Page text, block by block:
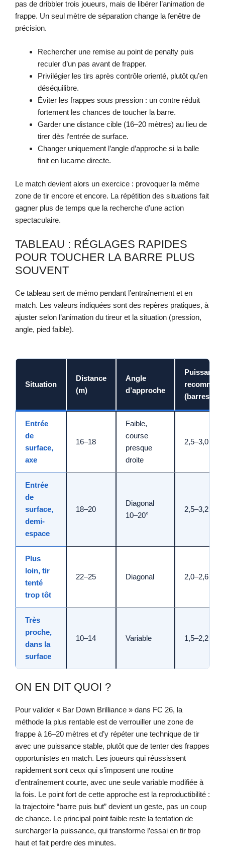
pas de dribbler trois joueurs, mais de libérer l’animation de
frappe. Un seul mètre de séparation change la fenêtre de
précision.
Rechercher une remise au point de penalty puis
reculer d’un pas avant de frapper.
Privilégier les tirs après contrôle orienté, plutôt qu’en
déséquilibre.
Éviter les frappes sous pression : un contre réduit
fortement les chances de toucher la barre.
Garder une distance cible (16–20 mètres) au lieu de
tirer dès l’entrée de surface.
Changer uniquement l’angle d’approche si la balle
finit en lucarne directe.
Le match devient alors un exercice : provoquer la même
zone de tir encore et encore. La répétition des situations fait
gagner plus de temps que la recherche d’une action
spectaculaire.
TABLEAU : RÉGLAGES RAPIDES
POUR TOUCHER LA BARRE PLUS
SOUVENT
Ce tableau sert de mémo pendant l’entraînement et en
match. Les valeurs indiquées sont des repères pratiques, à
ajuster selon l’animation du tireur et la situation (pression,
angle, pied faible).
Situation
Distance
(m)
Angle
d’approche
Puissance
(barres)
Entrée
de
surface,
axe
16–18
Faible,
course
presque
droite
2,5–3,0
Entrée
de
surface,
demi-
espace
18–20
Diagonal
10–20°
2,5–3,2
Plus
loin, tir
tenté
trop tôt
22–25 Diagonal 2,0–2,6
Très
proche,
dans la
surface
10–14 Variable 1,5–2,2
ON EN DIT QUOI ?
Pour valider « Bar Down Brilliance » dans FC 26, la
méthode la plus rentable est de verrouiller une zone de
frappe à 16–20 mètres et d’y répéter une technique de tir
avec une puissance stable, plutôt que de tenter des frappes
opportunistes en match. Les joueurs qui réussissent
rapidement sont ceux qui s’imposent une routine
d’entraînement courte, avec une seule variable modifiée à
la fois. Le point fort de cette approche est la reproductibilité :
la trajectoire “barre puis but” devient un geste, pas un coup
de chance. Le principal point faible reste la tentation de
surcharger la puissance, qui transforme l’essai en tir trop
haut et fait perdre des minutes.